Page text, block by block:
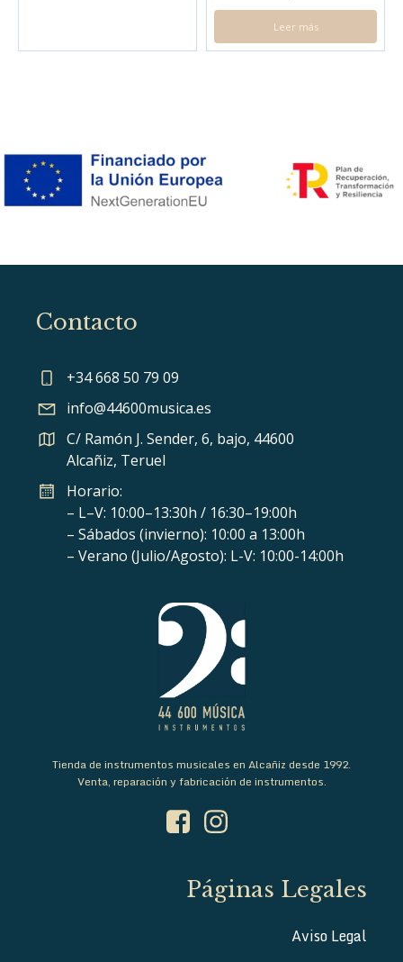
Leer más
Contacto
+34 668 50 79 09
info@44600musica.es
C/ Ramón J. Sender, 6, bajo, 44600
Alcañiz, Teruel
Horario:
– L–V: 10:00–13:30h / 16:30–19:00h
– Sábados (invierno): 10:00 a 13:00h
– Verano (Julio/Agosto): L-V: 10:00-14:00h
Tienda de instrumentos musicales en Alcañiz desde 1992.
Venta, reparación y fabricación de instrumentos.
Páginas Legales
Aviso Legal